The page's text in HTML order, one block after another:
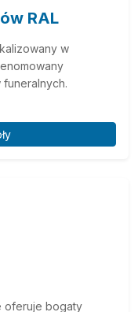
RAL
w
oferuje bogaty